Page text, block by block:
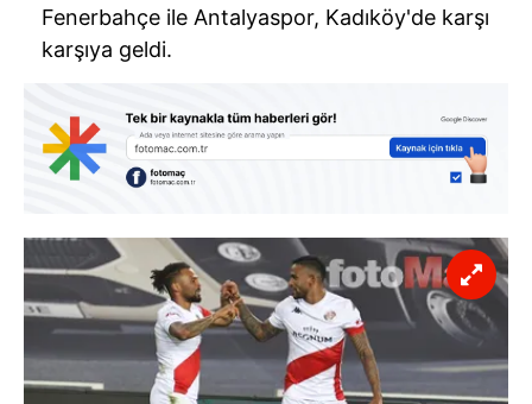
Fenerbahçe ile Antalyaspor, Kadıköy'de karşı
karşıya geldi.